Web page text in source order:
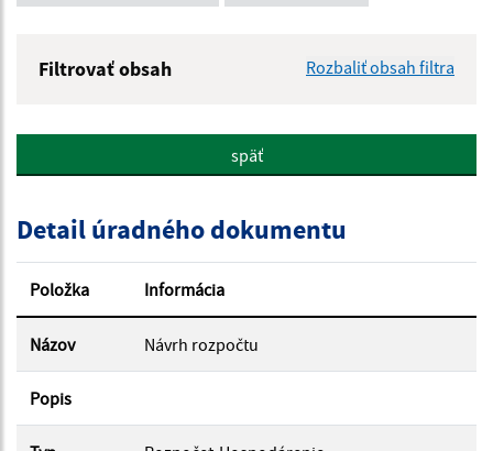
Filtrovať obsah Rozbaliť obsah filtra
Popis:
Dátum zverejnenia od:
Dátum zverejnenia do:
Filtrovať Reset
späť
Detail úradného dokumentu
Položka Informácia
Názov Návrh rozpočtu
Popis